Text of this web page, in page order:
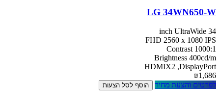
LG 34WN650-W
34 inch UltraWide
FHD 2560 x 1080 IPS
Contrast 1000:1
Brightness 400cd/m
HDMIX2 ,DisplayPort
₪1,686
לפרטים והצעת מחיר
הוסף לסל הצעות